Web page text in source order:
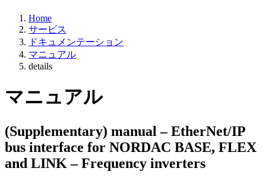
Home
サービス
ドキュメンテーション
マニュアル
details
マニュアル
(Supplementary) manual – EtherNet/IP
bus interface for NORDAC BASE, FLEX
and LINK – Frequency inverters